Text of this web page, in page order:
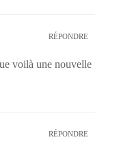
RÉPONDRE
voilà une nouvelle
RÉPONDRE